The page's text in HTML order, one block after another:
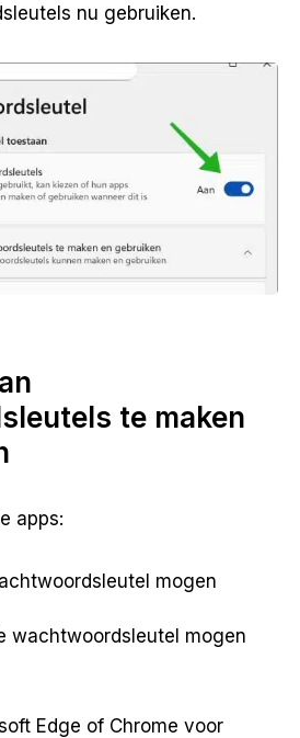
nu gebruiken.
te maken
apps:
mogen
wachtwoordsleutel mogen
Edge of Chrome voor